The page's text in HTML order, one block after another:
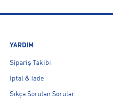
YARDIM
Sipariş Takibi
İptal & İade
Sıkça Sorulan Sorular